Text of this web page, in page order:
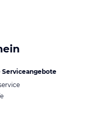
Serviceangebote